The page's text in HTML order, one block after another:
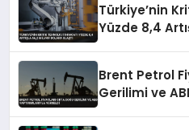
Türkiye’nin
Yüzde 8,4
Brent Petrol
Gerilimi ve